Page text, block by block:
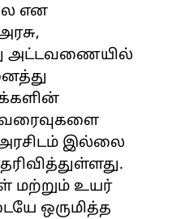
என
அட்டவணையில்
வரைவுகளை
இல்லை
மற்றும் உயர்
ஒருமித்த